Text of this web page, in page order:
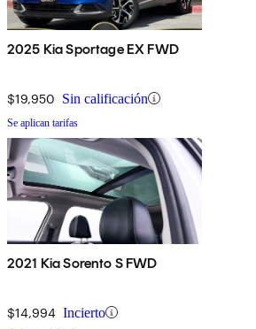
2025 Kia Sportage EX FWD
$19,950 Sin calificación
Se aplican tarifas
2021 Kia Sorento S FWD
$14,994 Incierto